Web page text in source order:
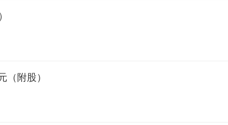
（附股）